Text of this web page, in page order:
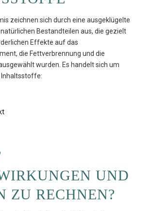
zeichnen sich durch eine ausgeklügelte
Bestandteilen aus, die gezielt
Effekte auf das
die Fettverbrennung und die
wurden. Es handelt sich um
UND
ZU RECHNEN?